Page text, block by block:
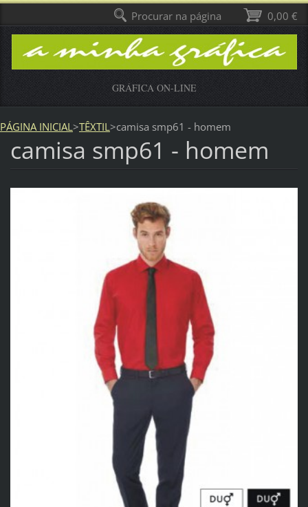
GRÁFICA ON-LINE
PÁGINA INICIAL >TÊXTIL >camisa smp61 - homem
camisa smp61 - homem
0,00 €
Procurar na página